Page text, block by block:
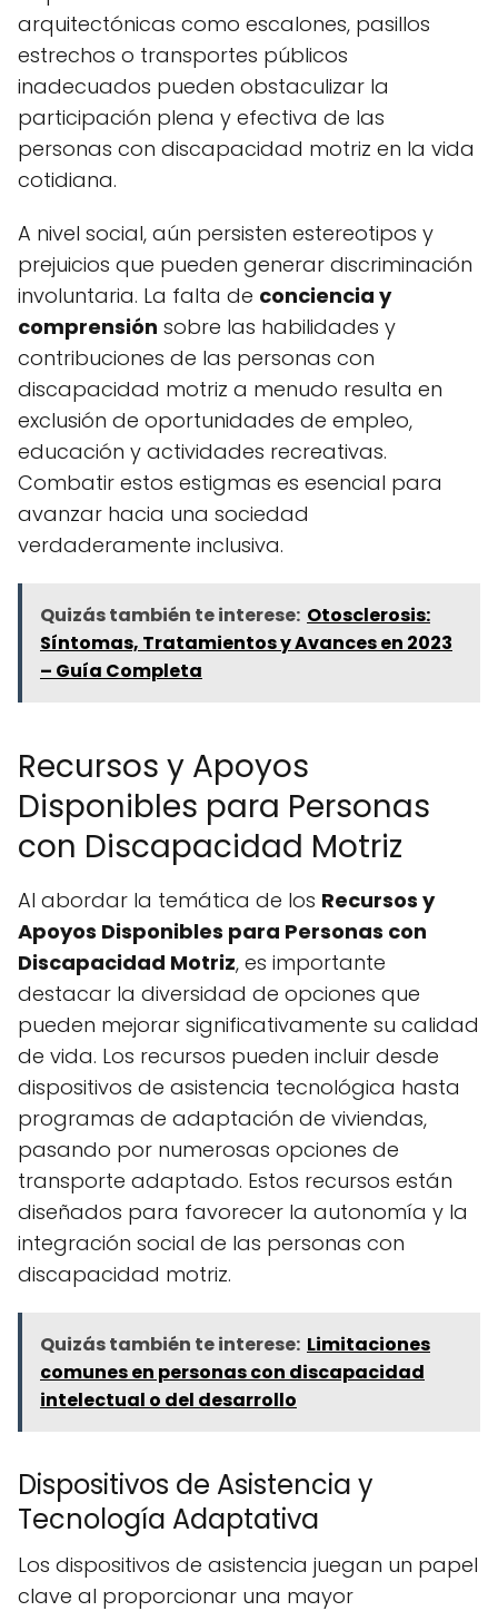
arquitectónicas como escalones, pasillos
estrechos o transportes públicos
inadecuados pueden obstaculizar la
participación plena y efectiva de las
personas con discapacidad motriz en la vida
cotidiana.
A nivel social, aún persisten estereotipos y
prejuicios que pueden generar discriminación
involuntaria. La falta de conciencia y
comprensión sobre las habilidades y
contribuciones de las personas con
discapacidad motriz a menudo resulta en
exclusión de oportunidades de empleo,
educación y actividades recreativas.
Combatir estos estigmas es esencial para
avanzar hacia una sociedad
verdaderamente inclusiva.
Quizás también te interese: Otosclerosis:
Síntomas, Tratamientos y Avances en 2023
– Guía Completa
Recursos y Apoyos
Disponibles para Personas
con Discapacidad Motriz
Al abordar la temática de los Recursos y
Apoyos Disponibles para Personas con
Discapacidad Motriz, es importante
destacar la diversidad de opciones que
pueden mejorar significativamente su calidad
de vida. Los recursos pueden incluir desde
dispositivos de asistencia tecnológica hasta
programas de adaptación de viviendas,
pasando por numerosas opciones de
transporte adaptado. Estos recursos están
diseñados para favorecer la autonomía y la
integración social de las personas con
discapacidad motriz.
Quizás también te interese: Limitaciones
comunes en personas con discapacidad
intelectual o del desarrollo
Dispositivos de Asistencia y
Tecnología Adaptativa
Los dispositivos de asistencia juegan un papel
clave al proporcionar una mayor